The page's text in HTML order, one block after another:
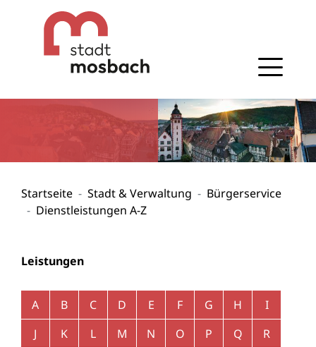
Gehe zum Navigationsbereich
Gehe zum Inhalt
Startseite Stadt & Verwaltung
Bürgerservice
Dienstleistungen A-Z
Leistungen
Alphabetisches Register überspringen
A B C D E F G H
I
J
K L M N O P Q
R